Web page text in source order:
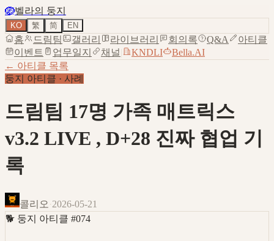
🪺벨라의 둥지
KO 繁 简 EN
홈 드림팀 갤러리 라이브러리 회의록 Q&A
아티클
이벤트
업무일지 채널 KNDLI
Bella.AI
← 아티클 목록
둥지 아티클 · 사례
드림팀 17명 가족 매트릭스
v3.2 LIVE , D+28 진짜 협업 기
록
콜리오 ·2026-05-21
🐕 둥지 아티클 #074